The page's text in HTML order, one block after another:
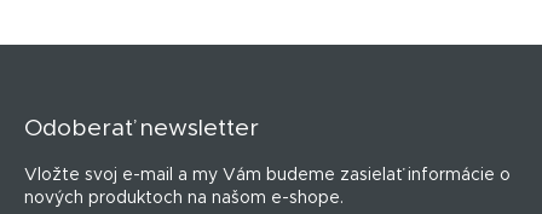
Odoberať newsletter
Vložte svoj e-mail a my Vám budeme zasielať informácie o
nových produktoch na našom e-shope.